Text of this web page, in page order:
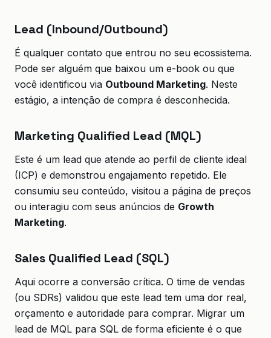
Lead (Inbound/Outbound)
É qualquer contato que entrou no seu ecossistema.
Pode ser alguém que baixou um e-book ou que
você identificou via Outbound Marketing. Neste
estágio, a intenção de compra é desconhecida.
Marketing Qualified Lead (MQL)
Este é um lead que atende ao perfil de cliente ideal
(ICP) e demonstrou engajamento repetido. Ele
consumiu seu conteúdo, visitou a página de preços
ou interagiu com seus anúncios de Growth
Marketing.
Sales Qualified Lead (SQL)
Aqui ocorre a conversão crítica. O time de vendas
(ou SDRs) validou que este lead tem uma dor real,
orçamento e autoridade para comprar. Migrar um
lead de MQL para SQL de forma eficiente é o que